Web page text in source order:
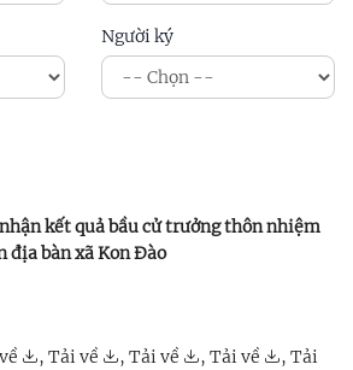
Người ký
kết quả bầu cử trưởng thôn nhiệm
địa bàn xã Kon Đào
, Tải về , Tải về , Tải về , Tải